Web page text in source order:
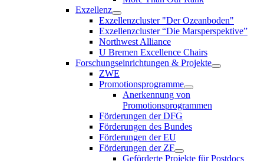
Exzellenz
Exzellenzcluster "Der Ozeanboden"
Exzellenzcluster “Die Marsperspektive”
Northwest Alliance
U Bremen Excellence Chairs
Forschungseinrichtungen & Projekte
ZWE
Promotionsprogramme
Anerkennung von
Promotionsprogrammen
Förderungen der DFG
Förderungen des Bundes
Förderungen der EU
Förderungen der ZF
Geförderte Projekte für Postdocs